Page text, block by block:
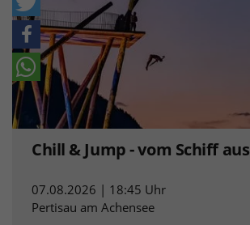
Chill & Jump - vom Schiff aus
07.08.2026 | 18:45 Uhr
Pertisau am Achensee